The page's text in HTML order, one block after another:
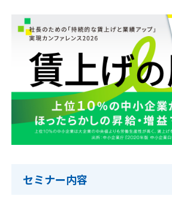
セミナー内容